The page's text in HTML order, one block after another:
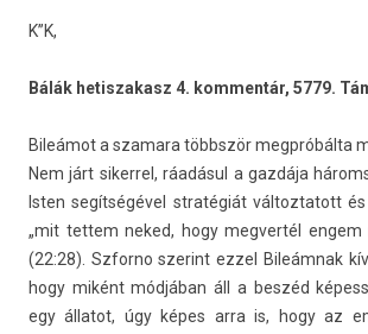
K”K,
Bálák hetis­zakasz 4. kom­mentár, 5779.
Bileámot a szamara többször megpróbálta
Nem járt siker­rel, ráadásul a gazdája
Isten segítségével stratégiát vál­toztatott
„mit tet­tem neked, hogy meg­vertél engem
(22:28). Szfor­no szerint ezzel Bileámnak
hogy miként módjában áll a beszéd
egy állatot, úgy képes arra is, hogy az